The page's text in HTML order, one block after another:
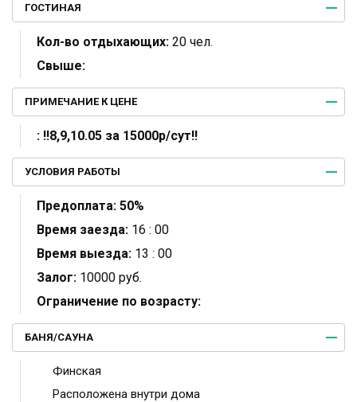
ГОСТИНАЯ
Кол-во отдыхающих: 20 чел.
Свыше:
ПРИМЕЧАНИЕ К ЦЕНЕ
: ‼️8,9,10.05 за 15000р/сут‼️
УСЛОВИЯ РАБОТЫ
Предоплата: 50%
Время заезда: 16 : 00
Время выезда: 13 : 00
Залог: 10000 руб.
Ограничение по возрасту:
БАНЯ/САУНА
Финская
Расположена внутри дома